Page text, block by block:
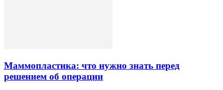
Маммопластика: что нужно знать перед
решением об операции